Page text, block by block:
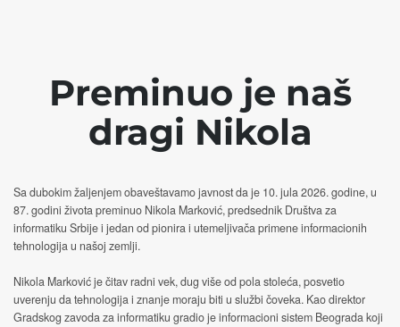
Preminuo je naš
dragi Nikola
Sa dubokim žaljenjem obaveštavamo javnost da je 10. jula 2026. godine, u
87. godini života preminuo Nikola Marković, predsednik Društva za
informatiku Srbije i jedan od pionira i utemeljivača primene informacionih
tehnologija u našoj zemlji.
Nikola Marković je čitav radni vek, dug više od pola stoleća, posvetio
uverenju da tehnologija i znanje moraju biti u službi čoveka. Kao direktor
Gradskog zavoda za informatiku gradio je informacioni sistem Beograda koji